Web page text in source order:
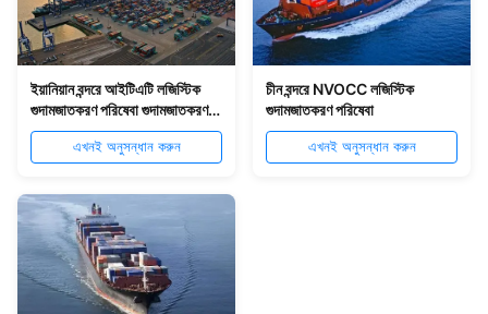
ইয়ানিয়ান বন্দরে আইটিএটি লজিস্টিক
গুদামজাতকরণ পরিষেবা গুদামজাতকরণ
বিতরণ পরিষেবা
এখনই অনুসন্ধান করুন
চীন বন্দরে NVOCC লজিস্টিক
গুদামজাতকরণ পরিষেবা
এখনই অনুসন্ধান করুন